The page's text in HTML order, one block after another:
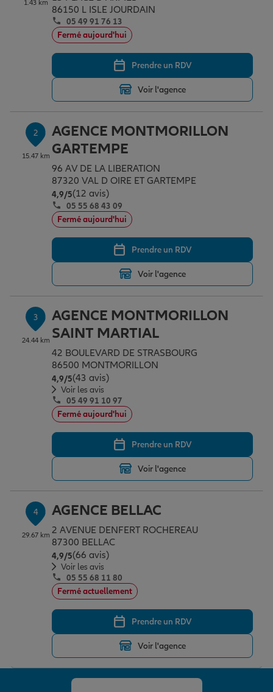
Assurance emprunteur
Prévoyance et dépendance
Assurance animal de compagnie
Protection de la famille
Protection juridique
Épargne & retraite
Plan épargne retraite
Assurance vie
Placements financiers
Investissements immobiliers
Transmission
Vos projets
Partir en vacances
Déménager
Changer de voiture
Départ à la retraite
Préparer l’avenir
Conseil assurance
Outre-mer
Assurance auto
Assurance habitation
Le Pack Famille
Garantie des accidents de la vie
Assurance scolaire
Protection juridique
Tous nos devis d'assurance
Professionnels
Allianz en France
1.43 km
86150 L ISLE JOURDAIN
05 49 91 76 13
Fermé aujourd'hui
Prendre un RDV
Voir l'agence
2
15.47 km
AGENCE MONTMORILLON
GARTEMPE
96 AV DE LA LIBERATION
87320 VAL D OIRE ET GARTEMPE
4,9/5Note de 4.9 sur 5
(12 avis)
05 55 68 43 09
Fermé aujourd'hui
Prendre un RDV
Voir l'agence
3
24.44 km
AGENCE MONTMORILLON
SAINT MARTIAL
42 BOULEVARD DE STRASBOURG
86500 MONTMORILLON
4,9/5Note de 4.9 sur 5
(43 avis)
Voir les avis
05 49 91 10 97
Fermé aujourd'hui
Prendre un RDV
Voir l'agence
4
29.67 km
AGENCE BELLAC
2 AVENUE DENFERT ROCHEREAU
87300 BELLAC
4,9/5Note de 4.9 sur 5
(66 avis)
Voir les avis
05 55 68 11 80
Fermé actuellement
Prendre un RDV
Voir l'agence